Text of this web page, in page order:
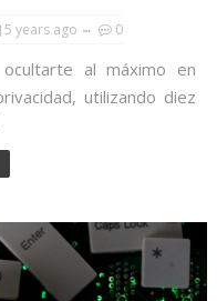
5 years ago 0
al máximo en
utilizando diez